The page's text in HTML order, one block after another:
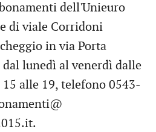
dell'Unieuro
di viale Corridoni
in via Porta
lunedì al venerdì dalle
alle 19, telefono 0543-